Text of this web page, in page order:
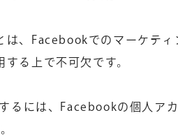
は、Facebookでのマーケテ
る上で不可欠です。
るには、Facebookの個人ア